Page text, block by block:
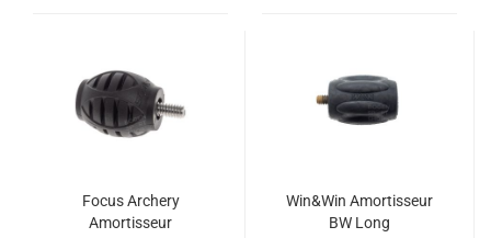
Focus Archery
Amortisseur
Win&Win Amortisseur
BW Long